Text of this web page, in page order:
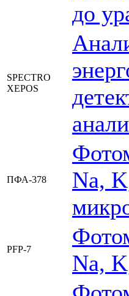
до
SPECTRO
XEPOS
ПФА-378
Na,
PFP-7
Na,